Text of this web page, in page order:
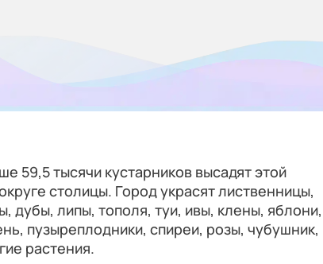
59,5 тысячи кустарников высадят этой
столицы. Город украсят лиственницы,
дубы, липы, тополя, туи, ивы, клены, яблони,
пузыреплодники, спиреи, розы, чубушник,
растения.